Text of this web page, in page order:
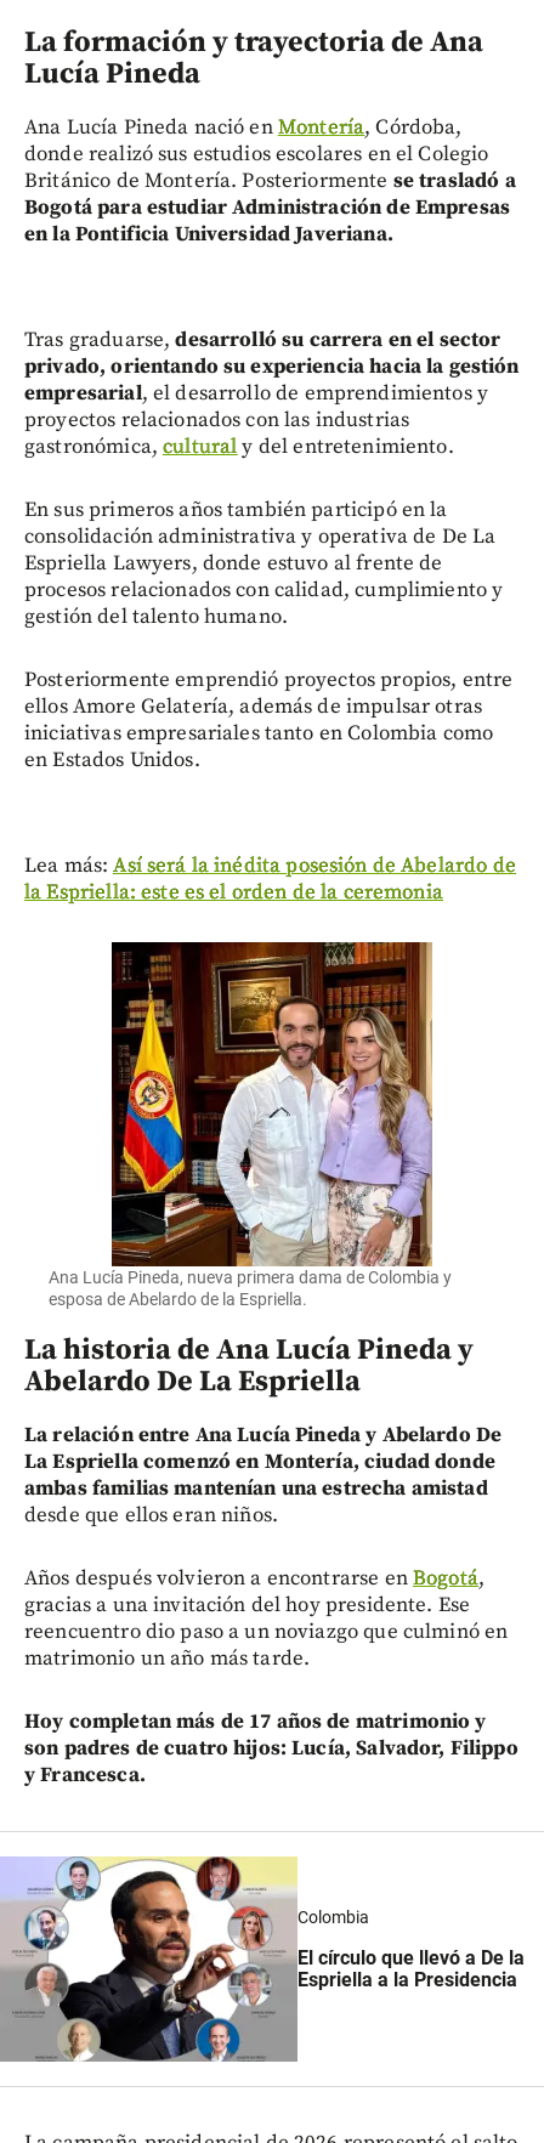
La formación y trayectoria de Ana
Lucía Pineda
Ana Lucía Pineda nació enMontería, Córdoba,
donde realizó sus estudios escolares en el Colegio
Británico de Montería. Posteriormente se trasladó a
Bogotá para estudiar Administración de Empresas
en la Pontificia Universidad Javeriana.
Tras graduarse,desarrolló su carrera en el sector
privado, orientando su experiencia hacia la gestión
empresarial, el desarrollo de emprendimientos y
proyectos relacionados con las industrias
gastronómica,culturaly del entretenimiento.
En sus primeros años también participó en la
consolidación administrativa y operativa de De La
Espriella Lawyers, donde estuvo al frente de
procesos relacionados con calidad, cumplimiento y
gestión del talento humano.
Posteriormente emprendió proyectos propios, entre
ellos Amore Gelatería, además de impulsar otras
iniciativas empresariales tanto en Colombia como
en Estados Unidos.
Lea más:Así será la inédita posesión de Abelardo de
la Espriella: este es el orden de la ceremonia
Ana Lucía Pineda, nueva primera dama de Colombia y
esposa de Abelardo de la Espriella.
La historia de Ana Lucía Pineda y
Abelardo De La Espriella
La relación entre Ana Lucía Pineda y Abelardo De
La Espriella comenzó en Montería, ciudad donde
ambas familias mantenían una estrecha amistad
desde que ellos eran niños.
Años después volvieron a encontrarse enBogotá,
gracias a una invitación del hoy presidente. Ese
reencuentro dio paso a un noviazgo que culminó en
matrimonio un año más tarde.
Hoy completan más de 17 años de matrimonio y
son padres de cuatro hijos: Lucía, Salvador, Filippo
y Francesca.
Colombia
El círculo que llevó a De la
Espriella a la Presidencia